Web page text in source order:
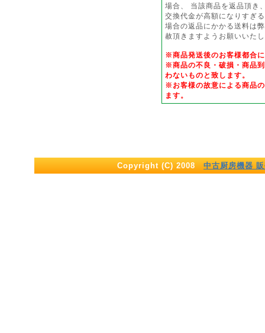
場合、 当該商品を返品頂き
交換代金が高額になりすぎ
場合の返品にかかる送料は
赦頂きますようお願いいた
※商品発送後のお客様都合
※商品の不良・破損・商品
わないものと致します。
※お客様の故意による商品
ます。
Copyright (C) 2008 中古厨房機器